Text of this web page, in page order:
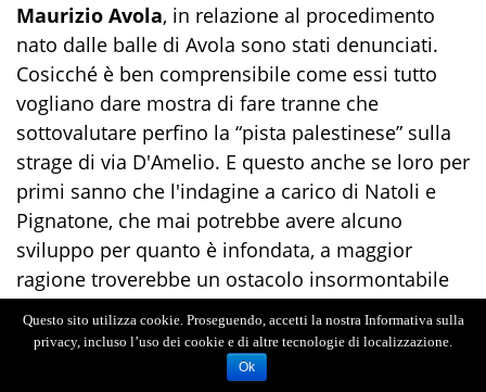
Maurizio Avola, in relazione al procedimento
nato dalle balle di Avola sono stati denunciati.
Cosicché è ben comprensibile come essi tutto
vogliano dare mostra di fare tranne che
sottovalutare perfino la “pista palestinese” sulla
strage di via D'Amelio. E questo anche se loro per
primi sanno che l'indagine a carico di Natoli e
Pignatone, che mai potrebbe avere alcuno
sviluppo per quanto è infondata, a maggior
ragione troverebbe un ostacolo insormontabile
nella prescrizione. Sapendo i pubblici ministeri,
cosa che pare sfuggita all'emerito professor
Fiandaca, che, tanto più alla luce della sentenza
Questo sito utilizza cookie. Proseguendo, accetti la nostra Informativa sulla
privacy, incluso l’uso dei cookie e di altre tecnologie di localizzazione.
Ok